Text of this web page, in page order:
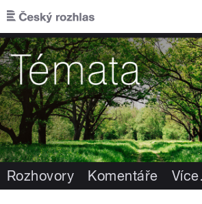
Přejít k hlavnímu obsahu
Rozhovory Komentáře Více